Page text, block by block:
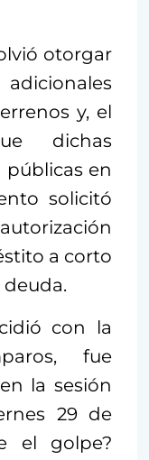
otorgar
y, el
dichas
públicas en
solicitó
a corto
deuda.
con la
fue
la sesión
29 de
el golpe?